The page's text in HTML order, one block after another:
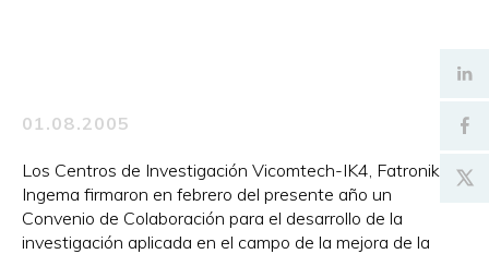
01.08.2005
Los Centros de Investigación Vicomtech-IK4, Fatronik e
Ingema firmaron en febrero del presente año un
Convenio de Colaboración para el desarrollo de la
investigación aplicada en el campo de la mejora de la